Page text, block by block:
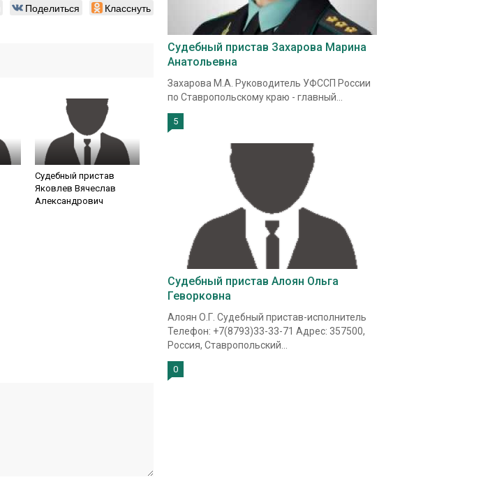
Поделиться Класснуть
Судебный пристав
Яковлев Вячеслав
Александрович
Судебный пристав Захарова Марина
Анатольевна
Захарова М.А. Руководитель УФССП России
по Ставропольскому краю - главный...
5
Судебный пристав Алоян Ольга
Геворковна
Алоян О.Г. Судебный пристав-исполнитель
Телефон: +7(8793)33-33-71 Адрес: 357500,
Россия, Ставропольский...
0